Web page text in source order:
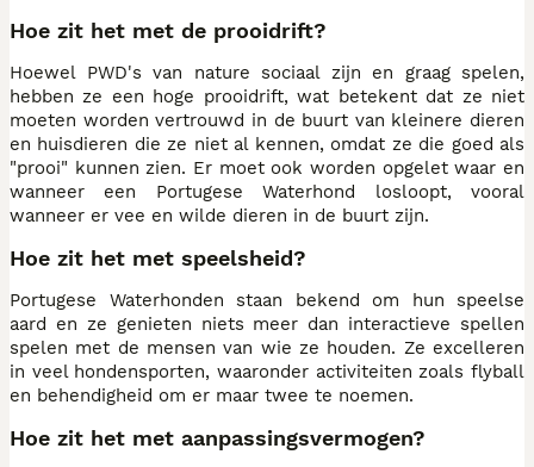
Hoe zit het met de prooidrift?
Hoewel PWD's van nature sociaal zijn en graag spelen,
hebben ze een hoge prooidrift, wat betekent dat ze niet
moeten worden vertrouwd in de buurt van kleinere dieren
en huisdieren die ze niet al kennen, omdat ze die goed als
"prooi" kunnen zien. Er moet ook worden opgelet waar en
wanneer een Portugese Waterhond losloopt, vooral
wanneer er vee en wilde dieren in de buurt zijn.
Hoe zit het met speelsheid?
Portugese Waterhonden staan bekend om hun speelse
aard en ze genieten niets meer dan interactieve spellen
spelen met de mensen van wie ze houden. Ze excelleren
in veel hondensporten, waaronder activiteiten zoals flyball
en behendigheid om er maar twee te noemen.
Hoe zit het met aanpassingsvermogen?